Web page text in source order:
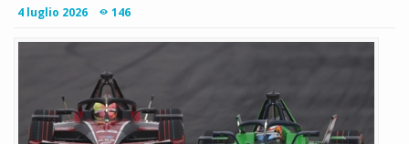
4 luglio 2026 146